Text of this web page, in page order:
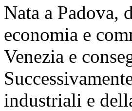
Nata a Padova,
economia e
Venezia e
industriali e